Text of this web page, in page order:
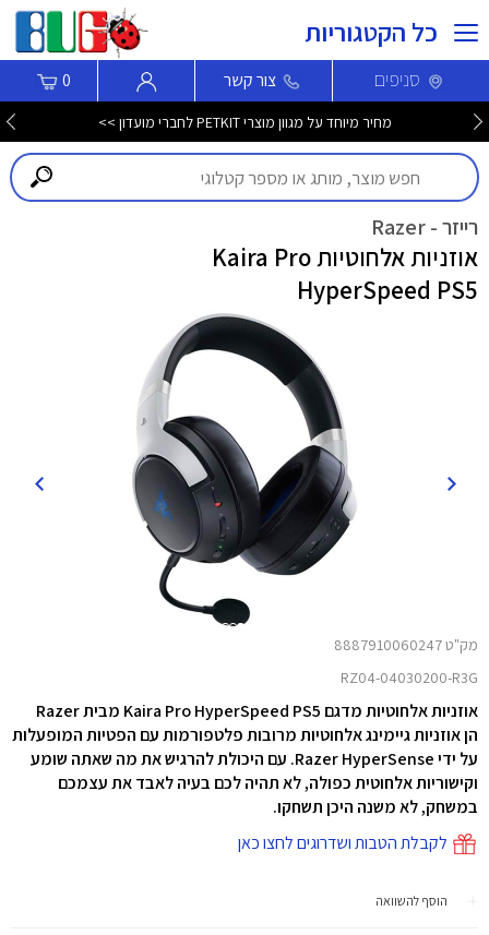
כל הקטגוריות
סניפים צור קשר 0
מחיר מיוחד על מגוון מוצרי PETKIT לחברי מועדון >>
רייזר - Razer
אוזניות אלחוטיות Kaira Pro
HyperSpeed PS5
מק"ט 8887910060247
RZ04-04030200-R3G
אוזניות אלחוטיות מדגם Kaira Pro HyperSpeed PS5 מבית Razer
הן אוזניות גיימינג אלחוטיות מרובות פלטפורמות עם הפטיות המופעלות
על ידי Razer HyperSense. עם היכולת להרגיש את מה שאתה שומע
וקישוריות אלחוטית כפולה, לא תהיה לכם בעיה לאבד את עצמכם
במשחק, לא משנה היכן תשחקו.
לקבלת הטבות ושדרוגים לחצו כאן
הוסף להשוואה